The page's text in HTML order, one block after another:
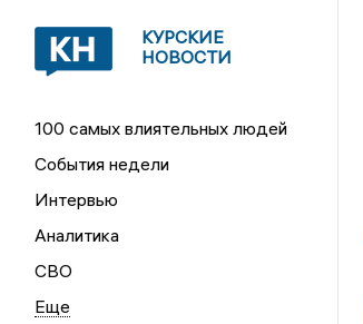
КУРСКИЕ
НОВОСТИ
100 самых влиятельных людей
События недели
Интервью
Аналитика
СВО